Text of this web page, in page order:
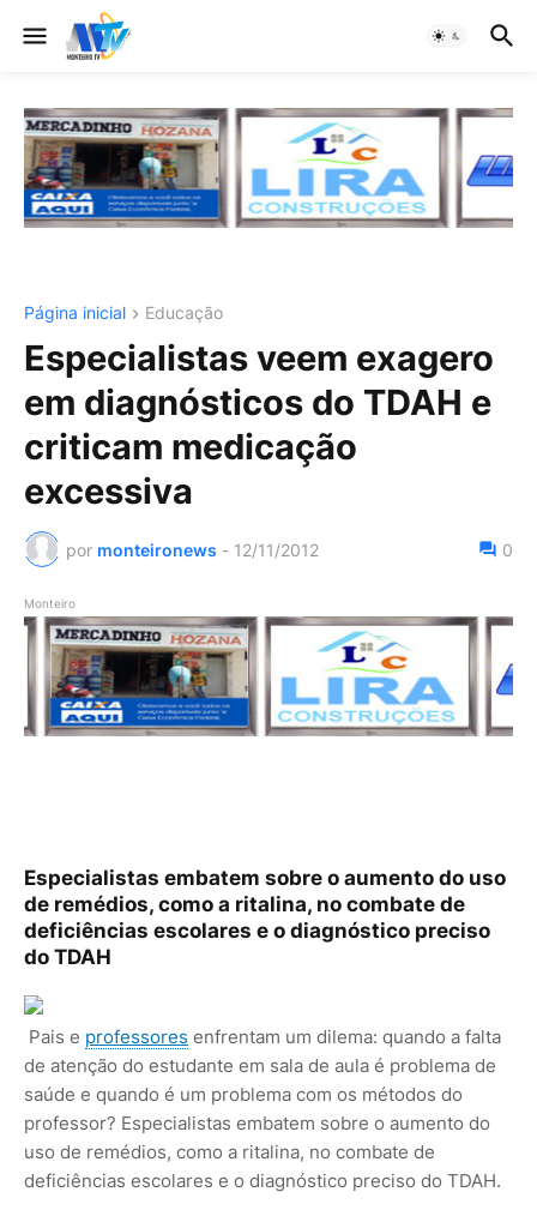
Página inicial Educação
Especialistas veem exagero
em diagnósticos do TDAH e
criticam medicação
excessiva
por monteironews - 12/11/2012 0
Monteiro
Especialistas embatem sobre o aumento do uso
de remédios, como a ritalina, no combate de
deficiências escolares e o diagnóstico preciso
do TDAH
Pais e professores enfrentam um dilema: quando a falta
de atenção do estudante em sala de aula é problema de
saúde e quando é um problema com os métodos do
professor? Especialistas embatem sobre o aumento do
uso de remédios, como a ritalina, no combate de
deficiências escolares e o diagnóstico preciso do TDAH.